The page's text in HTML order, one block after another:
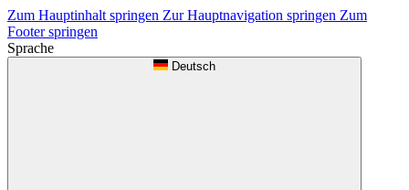
Zum Hauptinhalt springen Zur Hauptnavigation springen Zum
Footer springen
Sprache
Deutsch